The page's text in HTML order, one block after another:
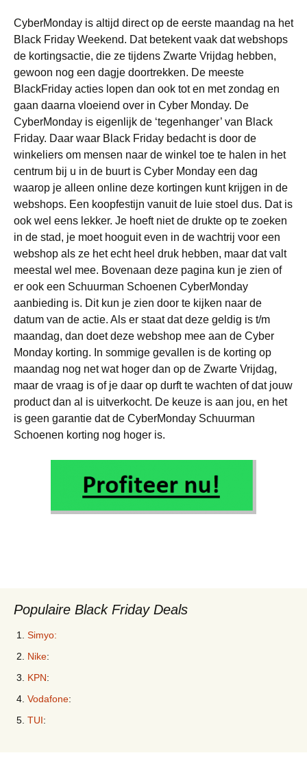
CyberMonday is altijd direct op de eerste maandag na het
Black Friday Weekend. Dat betekent vaak dat webshops
de kortingsactie, die ze tijdens Zwarte Vrijdag hebben,
gewoon nog een dagje doortrekken. De meeste
BlackFriday acties lopen dan ook tot en met zondag en
gaan daarna vloeiend over in Cyber Monday. De
CyberMonday is eigenlijk de ‘tegenhanger’ van Black
Friday. Daar waar Black Friday bedacht is door de
winkeliers om mensen naar de winkel toe te halen in het
centrum bij u in de buurt is Cyber Monday een dag
waarop je alleen online deze kortingen kunt krijgen in de
webshops. Een koopfestijn vanuit de luie stoel dus. Dat is
ook wel eens lekker. Je hoeft niet de drukte op te zoeken
in de stad, je moet hooguit even in de wachtrij voor een
webshop als ze het echt heel druk hebben, maar dat valt
meestal wel mee. Bovenaan deze pagina kun je zien of
er ook een Schuurman Schoenen CyberMonday
aanbieding is. Dit kun je zien door te kijken naar de
datum van de actie. Als er staat dat deze geldig is t/m
maandag, dan doet deze webshop mee aan de Cyber
Monday korting. In sommige gevallen is de korting op
maandag nog net wat hoger dan op de Zwarte Vrijdag,
maar de vraag is of je daar op durft te wachten of dat jouw
product dan al is uitverkocht. De keuze is aan jou, en het
is geen garantie dat de CyberMonday Schuurman
Schoenen korting nog hoger is.
Populaire Black Friday Deals
Simyo:
Nike:
KPN:
Vodafone:
TUI: